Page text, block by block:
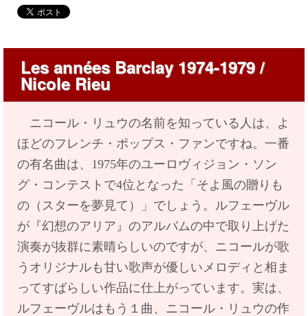
Les années Barclay 1974-1979 /
Nicole Rieu
ニコール・リュウの名前を知っている人は、よ
ほどのフレンチ・ポップス・ファンですね。一番
の有名曲は、1975年のユーロヴィジョン・ソン
グ・コンテストで4位となった「そよ風の贈りも
の（スターを夢見て）」でしょう。ルフェーヴル
が『幻想のアリア』のアルバムの中で取り上げた
演奏が抜群に素晴らしいのですが、ニコールが歌
うオリジナルも甘い歌声が優しいメロディと相ま
ってすばらしい作品に仕上がっています。実は、
ルフェーヴルはもう１曲、ニコール・リュウの作